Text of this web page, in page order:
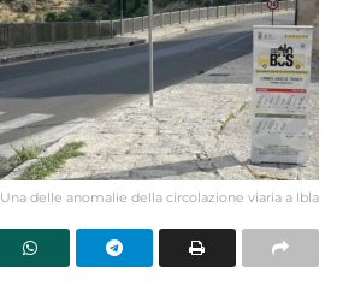
Una delle anomalie della circolazione viaria a Ibla